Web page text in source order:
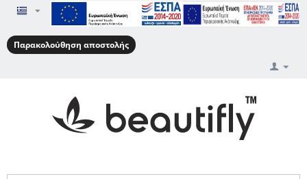
Παρακολούθηση αποστολής